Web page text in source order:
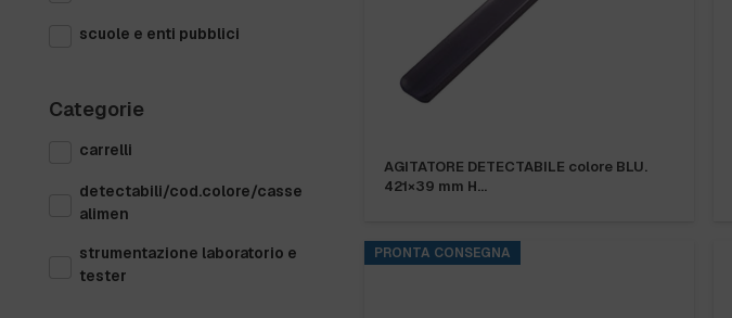
scuole e enti pubblici
Categorie
carrelli
detectabili/cod.colore/casse
alimen
strumentazione laboratorio e
tester
AGITATORE DETECTABILE colore BLU.
421×39 mm H…
PRONTA CONSEGNA